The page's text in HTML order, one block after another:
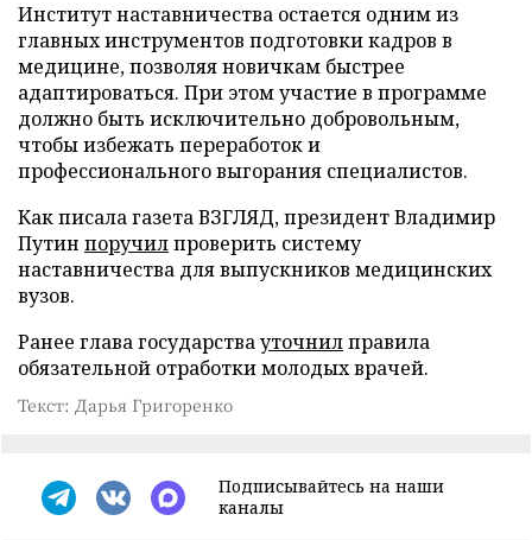
Институт наставничества остается одним из
главных инструментов подготовки кадров в
медицине, позволяя новичкам быстрее
адаптироваться. При этом участие в программе
должно быть исключительно добровольным,
чтобы избежать переработок и
профессионального выгорания специалистов.
Как писала газета ВЗГЛЯД, президент Владимир
Путин поручилпроверить систему
наставничества для выпускников медицинских
вузов.
Ранее глава государствауточнилправила
обязательной отработки молодых врачей.
Текст: Дарья Григоренко
Подписывайтесь на наши
каналы